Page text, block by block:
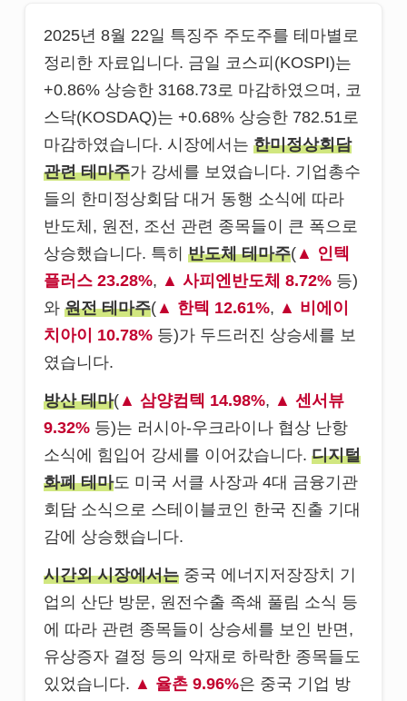
2025년 8월 22일 특징주 주도주를 테마별로
정리한 자료입니다. 금일 코스피(KOSPI)는
+0.86% 상승한 3168.73로 마감하였으며, 코
스닥(KOSDAQ)는 +0.68% 상승한 782.51로
마감하였습니다. 시장에서는 한미정상회담
관련 테마주가 강세를 보였습니다. 기업총수
들의 한미정상회담 대거 동행 소식에 따라
반도체, 원전, 조선 관련 종목들이 큰 폭으로
상승했습니다. 특히 반도체 테마주(
인텍
플러스 23.28%, 사피엔반도체 8.72% 등)
와 원전 테마주( 한텍 12.61%,
비에이
치아이 10.78% 등)가 두드러진 상승세를 보
였습니다.
방산 테마( 삼양컴텍 14.98%,
센서뷰
9.32% 등)는 러시아-우크라이나 협상 난항
소식에 힘입어 강세를 이어갔습니다. 디지털
화폐 테마도 미국 서클 사장과 4대 금융기관
회담 소식으로 스테이블코인 한국 진출 기대
감에 상승했습니다.
시간외 시장에서는 중국 에너지저장장치 기
업의 산단 방문, 원전수출 족쇄 풀림 소식 등
에 따라 관련 종목들이 상승세를 보인 반면,
유상증자 결정 등의 악재로 하락한 종목들도
있었습니다.
율촌 9.96%은 중국 기업 방